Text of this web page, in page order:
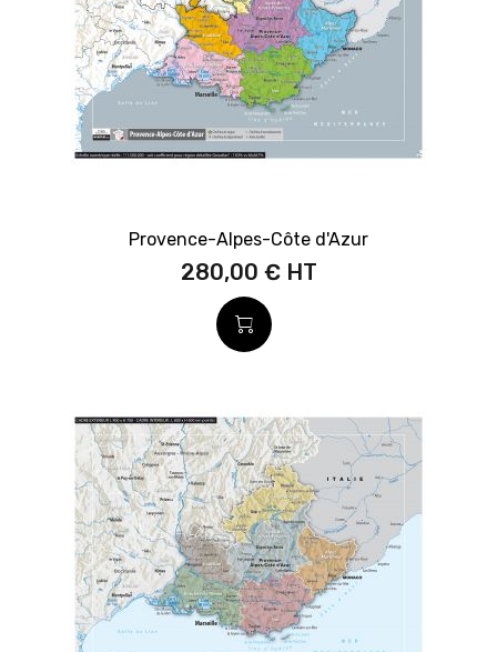
Provence-Alpes-Côte d'Azur
280,00 €